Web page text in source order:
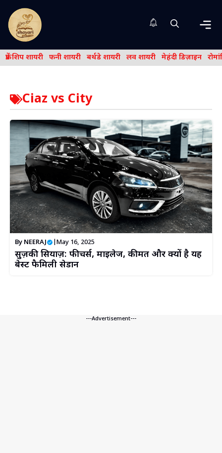
content
फ्रेंड शिप शायरी फनी शायरी बर्थडे शायरी लव शायरी मेहंदी डिज़ाइन
Ciaz vs City
By NEERAJ May 16, 2025
सुज़ुकी सियाज़: फीचर्स, माइलेज, कीमत और क्यों है यह
बेस्ट फैमिली सेडान
---Advertisement---